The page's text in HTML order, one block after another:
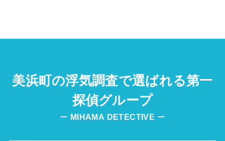
美浜町の浮気調査で選ばれる第一
探偵グループ
ー MIHAMA DETECTIVE ー